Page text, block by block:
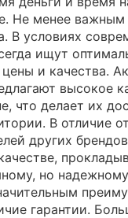
Не менее важным
В условиях
ищут
и качества.
высокое
что делает их
В отличие
других
но
гарантии.